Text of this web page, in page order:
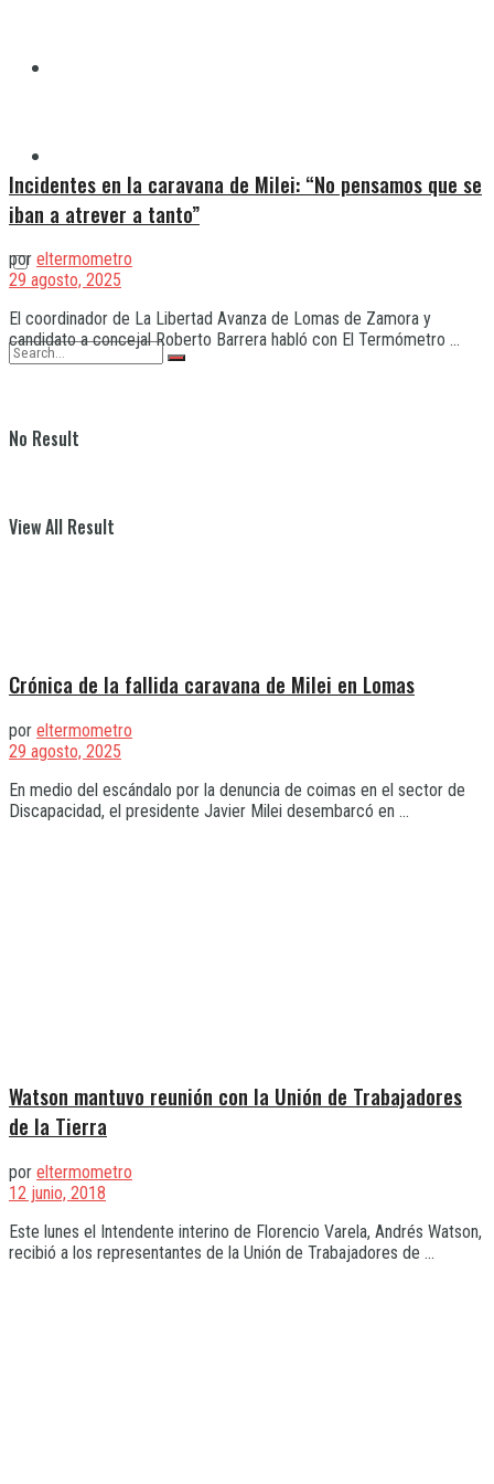
No Result
View All Result
Incidentes en la caravana de Milei: “No pensamos que se
iban a atrever a tanto”
por eltermometro
29 agosto, 2025
El coordinador de La Libertad Avanza de Lomas de Zamora y
candidato a concejal Roberto Barrera habló con El Termómetro ...
Crónica de la fallida caravana de Milei en Lomas
por eltermometro
29 agosto, 2025
En medio del escándalo por la denuncia de coimas en el sector de
Discapacidad, el presidente Javier Milei desembarcó en ...
Watson mantuvo reunión con la Unión de Trabajadores
de la Tierra
por eltermometro
12 junio, 2018
Este lunes el Intendente interino de Florencio Varela, Andrés Watson,
recibió a los representantes de la Unión de Trabajadores de ...